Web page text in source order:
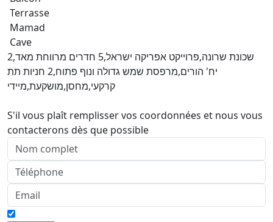
Terrasse
Mamad
Cave
שכונת שרונה,פרוייקט אפריקה ישראל,5 חדרים מרווחת מאד,2
יח' הורים,מרפסת שמש גדולה ונוף פתוח,2 חניות תת
קרקעי,מחסן,מושקעת,מיידי
S'il vous plaît remplisser vos coordonnées et nous vous
contacterons dès que possible